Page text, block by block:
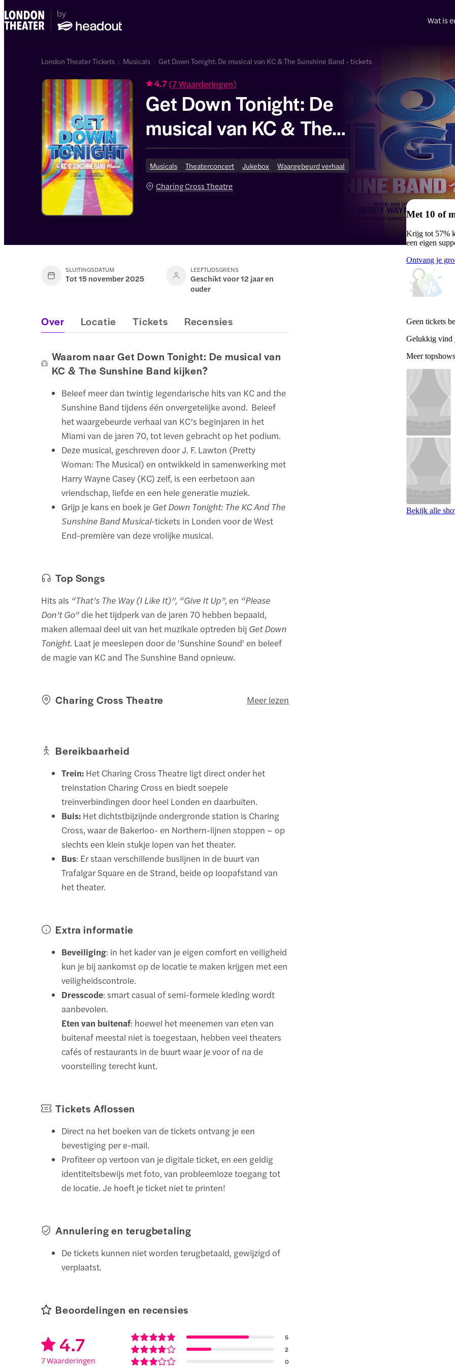
Wat is
London Theater Tickets Musicals Get Down Tonight: De musical van KC & The Sunshine Band - tickets
4.7 (7 Waarderingen)
Get Down Tonight: De
musical van KC & The
Sunshine Band
Musicals Theaterconcert Jukebox Waargebeurd verhaal
Charing Cross Theatre
SLUITINGSDATUM
Tot 15 november 2025
LEEFTIJDSGRENS
Geschikt voor 12 jaar en
ouder
Met 10 of
Krijg tot 57%
een eigen
Ontvang je
Geen tickets
Gelukkig vind
Meer topshows
Bekijk alle
Over Locatie Tickets Recensies
Waarom naar Get Down Tonight: De musical van
KC & The Sunshine Band kijken?
Beleef meer dan twintig legendarische hits van KC and the
Sunshine Band tijdens één onvergetelijke avond. Beleef
het waargebeurde verhaal van KC’s beginjaren in het
Miami van de jaren 70, tot leven gebracht op het podium.
Deze musical, geschreven door J. F. Lawton (Pretty
Woman: The Musical) en ontwikkeld in samenwerking met
Harry Wayne Casey (KC) zelf, is een eerbetoon aan
vriendschap, liefde en een hele generatie muziek.
Grijp je kans en boek je Get Down Tonight: The KC And The
Sunshine Band Musical-tickets in Londen voor de West
End-première van deze vrolijke musical.
Top Songs
Hits als “That’s The Way (I Like It)”, “Give It Up”, en “Please
Don’t Go”die het tijdperk van de jaren 70 hebben bepaald,
maken allemaal deel uit van het muzikale optreden bij Get Down
Tonight. Laat je meeslepen door de 'Sunshine Sound' en beleef
de magie van KC and The Sunshine Band opnieuw.
Charing Cross Theatre Meer lezen
Bereikbaarheid
Trein: Het Charing Cross Theatre ligt direct onder het
treinstation Charing Cross en biedt soepele
treinverbindingen door heel Londen en daarbuiten.
Buis: Het dichtstbijzijnde ondergronde station is Charing
Cross, waar de Bakerloo- en Northern-lijnen stoppen – op
slechts een klein stukje lopen van het theater.
Bus: Er staan verschillende buslijnen in de buurt van
Trafalgar Square en de Strand, beide op loopafstand van
het theater.
Extra informatie
Beveiliging: in het kader van je eigen comfort en veiligheid
kun je bij aankomst op de locatie te maken krijgen met een
veiligheidscontrole.
Dresscode: smart casual of semi-formele kleding wordt
aanbevolen.
Eten van buitenaf: hoewel het meenemen van eten van
buitenaf meestal niet is toegestaan, hebben veel theaters
cafés of restaurants in de buurt waar je voor of na de
voorstelling terecht kunt.
Tickets Aflossen
Direct na het boeken van de tickets ontvang je een
bevestiging per e-mail.
Profiteer op vertoon van je digitale ticket, en een geldig
identiteitsbewijs met foto, van probleemloze toegang tot
de locatie. Je hoeft je ticket niet te printen!
Annulering en terugbetaling
De tickets kunnen niet worden terugbetaald, gewijzigd of
verplaatst.
Beoordelingen en recensies
4.7
7 Waarderingen
5
2
0